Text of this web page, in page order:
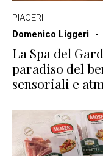
PIACERI
Domenico Liggeri
La Spa del
paradiso del
sensoriali e